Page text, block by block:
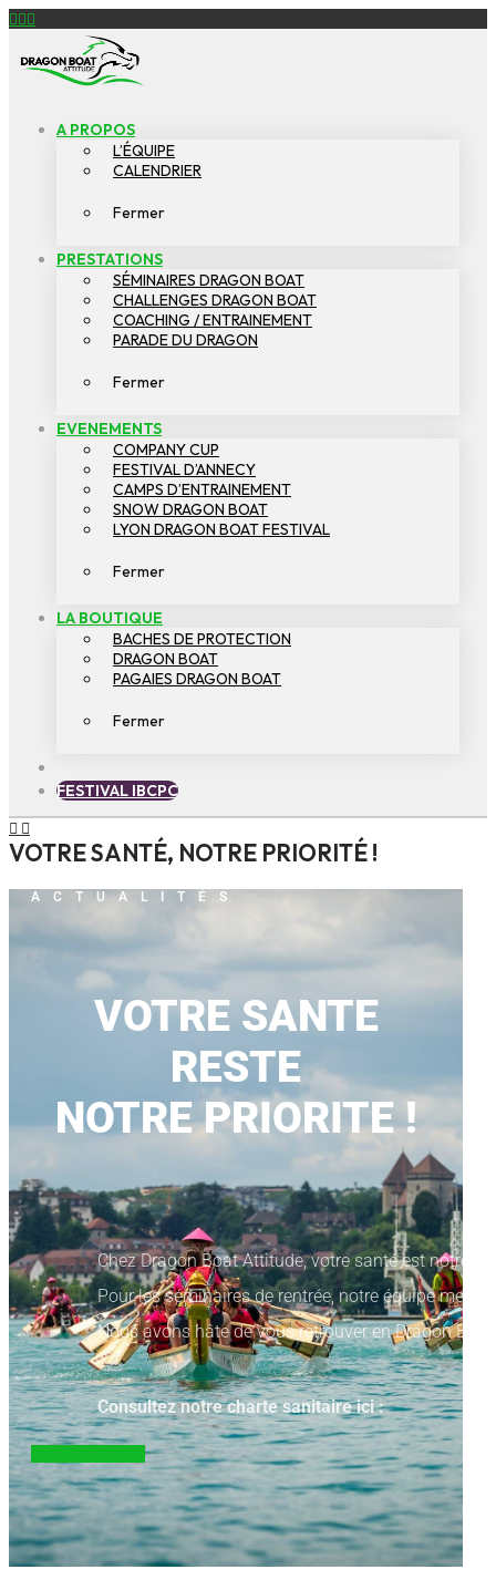
Facebook
YouTube
DRAGON
BOAT
ATTITUDE
A PROPOS
L’ÉQUIPE
CALENDRIER
Fermer
PRESTATIONS
SÉMINAIRES DRAGON BOAT
CHALLENGES DRAGON BOAT
COACHING / ENTRAINEMENT
PARADE DU DRAGON
Fermer
EVENEMENTS
COMPANY CUP
FESTIVAL D’ANNECY
CAMPS D’ENTRAINEMENT
SNOW DRAGON BOAT
LYON DRAGON BOAT FESTIVAL
Fermer
LA BOUTIQUE
BACHES DE PROTECTION
DRAGON BOAT
PAGAIES DRAGON BOAT
Fermer
FESTIVAL IBCPC
VOTRE SANTÉ, NOTRE PRIORITÉ !
ACTUALITÉS
VOTRE SANTE
RESTE
NOTRE PRIORITE !
Chez Dragon Boat Attitude, votre santé est notre
Pour les séminaires de rentrée, notre équipe met
Nous avons hâte de vous retrouver en Dragon Boat
Consultez notre charte sanitaire ici :